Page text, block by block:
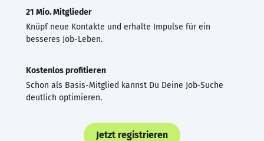
21 Mio. Mitglieder
Knüpf neue Kontakte und erhalte Impulse für ein
besseres Job-Leben.
Kostenlos profitieren
Schon als Basis-Mitglied kannst Du Deine Job-Suche
deutlich optimieren.
Jetzt registrieren